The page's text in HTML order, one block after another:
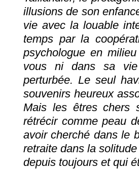
illusions de son
vie avec la louable
temps par la
psychologue en
vous ni dans sa vie
perturbée. Le seul
souvenirs heureux
Mais les êtres chers
rétrécir comme peau
avoir cherché dans le
retraite dans la
depuis toujours et qui